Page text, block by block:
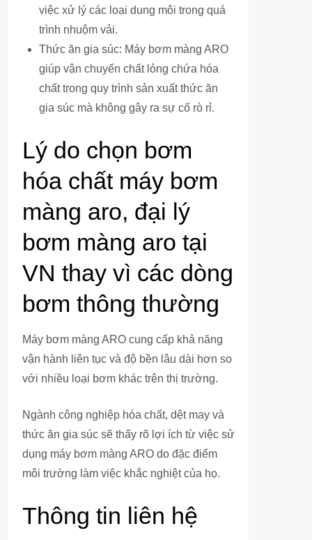
việc xử lý các loại dung môi trong quá
trình nhuộm vải.
Thức ăn gia súc: Máy bơm màng ARO
giúp vận chuyển chất lỏng chứa hóa
chất trong quy trình sản xuất thức ăn
gia súc mà không gây ra sự cố rò rỉ.
Lý do chọn bơm
hóa chất máy bơm
màng aro, đại lý
bơm màng aro tại
VN thay vì các dòng
bơm thông thường
Máy bơm màng ARO cung cấp khả năng
vận hành liên tục và độ bền lâu dài hơn so
với nhiều loại bơm khác trên thị trường.
Ngành công nghiệp hóa chất, dệt may và
thức ăn gia súc sẽ thấy rõ lợi ích từ việc sử
dụng máy bơm màng ARO do đặc điểm
môi trường làm việc khắc nghiệt của họ.
Thông tin liên hệ